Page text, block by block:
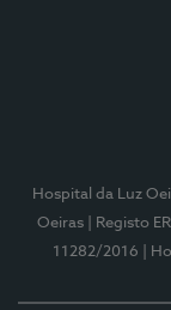
Hospital da Luz
Oeiras
| Registo
11282/2016
|